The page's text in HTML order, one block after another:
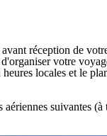
réception de
votre
locales et le
suivantes